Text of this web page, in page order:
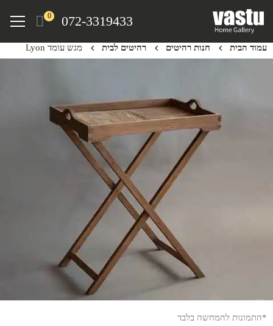
content
072-3319433
0
Menu
עמוד הבית חנות רהיטים רהיטים לבית מגש עומד Lyon
*התמונות להמחשה בלבד